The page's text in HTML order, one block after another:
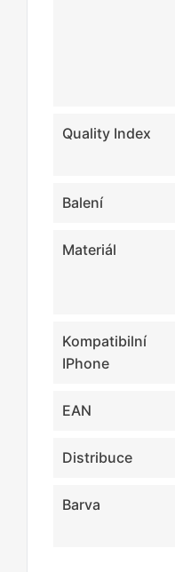
Quality Index
Balení
Materiál
Kompatibilní
IPhone
EAN
Distribuce
Barva